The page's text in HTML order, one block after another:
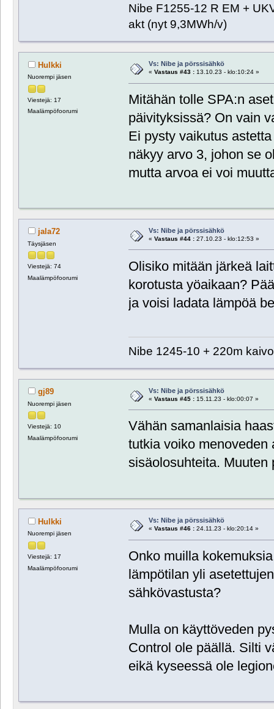
Nibe F1255-12 R EM +
akt (nyt 9,3MWh/v)
Hulkki
Nuorempi jäsen
Viestejä: 17
Maalämpöfoorumi
Vs: Nibe ja pörssisähkö
« Vastaus #43 :13.10.23 - klo:10:24 »
Mitähän tolle SPA:n
päivityksissä? On vain
Ei pysty vaikutus
näkyy arvo 3, johon se
mutta arvoa ei voi
jala72
Täysjäsen
Viestejä: 74
Maalämpöfoorumi
Vs: Nibe ja pörssisähkö
« Vastaus #44 :27.10.23 - klo:12:53 »
Olisiko mitään järkeä
korotusta yöaikaan?
ja voisi ladata lämpöä
Nibe 1245-10 + 220m kaivo
gj89
Nuorempi jäsen
Viestejä: 10
Maalämpöfoorumi
Vs: Nibe ja pörssisähkö
« Vastaus #45 :15.11.23 - klo:00:07 »
Vähän samanlaisia
tutkia voiko menoveden
sisäolosuhteita. Muuten
Hulkki
Nuorempi jäsen
Viestejä: 17
Maalämpöfoorumi
Vs: Nibe ja pörssisähkö
« Vastaus #46 :24.11.23 - klo:20:14 »
Onko muilla
lämpötilan yli
sähkövastusta?
Mulla on käyttöveden
Control ole päällä. Silti
eikä kyseessä ole